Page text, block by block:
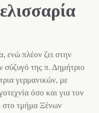
ενώ πλέον ζει στην
σύζυγό της π. Δημήτριο
γερμανικών, με
όσο και για τον
στο τμήμα Ξένων